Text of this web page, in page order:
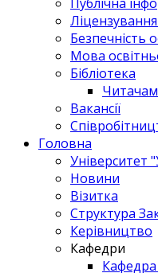
Безпечність
Мова
Бібліотека
Читачам
Вакансії
Головна
Університет
Новини
Візитка
Структура
Керівництво
Кафедри